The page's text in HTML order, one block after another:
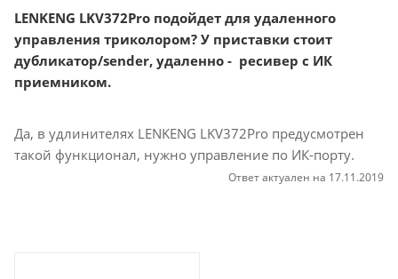
LENKENG LKV372Pro подойдет для удаленного
управления триколором? У приставки стоит
дубликатор/sender, удаленно - ресивер с ИК
приемником.
Да, в удлинителях LENKENG LKV372Pro предусмотрен
такой функционал, нужно управление по ИК-порту.
Ответ актуален на 17.11.2019